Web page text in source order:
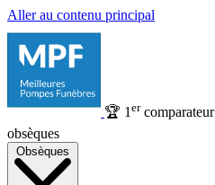
Aller au contenu principal
🏆 1 ercomparateur
obsèques
Obsèques